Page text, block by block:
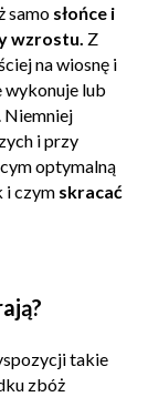
samo słońce i
wzrostu. Z
na wiosnę i
wykonuje lub
Niemniej
i przy
optymalną
i czym skracać
takie
zbóż